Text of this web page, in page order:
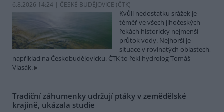
6.8.2026 14:24 | ČESKÉ BUDĚJOVICE (ČTK)
Kvůli nedostatku srážek je
téměř ve všech jihočeských
řekách historicky nejmenší
průtok vody. Nejhorší je
situace v rovinatých oblastech,
například na Českobudějovicku. ČTK to řekl hydrolog Tomáš
Vlasák.
Tradiční záhumenky udržují ptáky v zemědělské
krajině, ukázala studie